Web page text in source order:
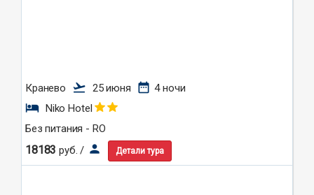
Кранево flight_takeoff 25 июня date_range 4 ночи
hotel Niko Hotel
Без питания - RO
18183 руб. / person Детали тура